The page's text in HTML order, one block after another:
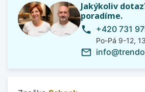
Jakýkoliv
poradíme.
phone +420 731
Po-Pá 9-12,
mail_outline